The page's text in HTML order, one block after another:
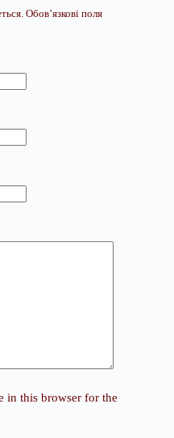
Обов’язкові поля
in this browser for the